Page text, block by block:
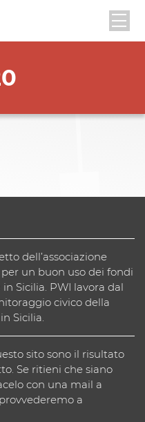
dell’associazione
un buon uso dei fondi
Sicilia. PWI lavora dal
civico della
Sicilia.
sito sono il risultato
Se ritieni che siano
con una mail a
a